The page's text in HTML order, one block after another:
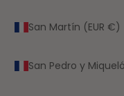
San Martín (EUR €)
San Pedro y